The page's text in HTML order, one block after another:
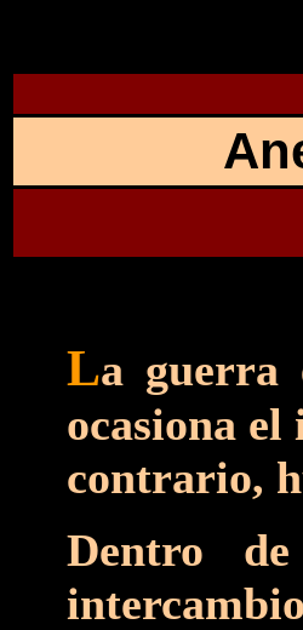
La guerra
ocasiona
contrario,
Dentro